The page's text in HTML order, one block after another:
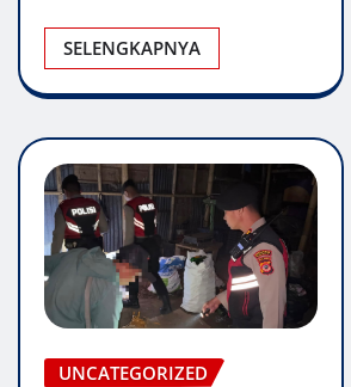
SELENGKAPNYA
UNCATEGORIZED